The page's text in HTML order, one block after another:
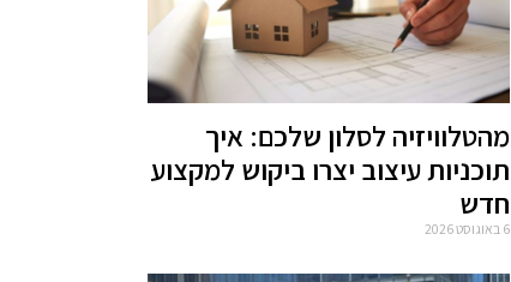
מהטלוויזיה לסלון שלכם: איך
תוכניות עיצוב יצרו ביקוש למקצוע
חדש
6 באוגוסט 2026